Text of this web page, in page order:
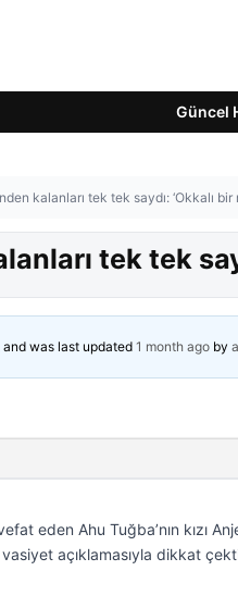
Güncel
kalanları tek tek saydı: ‘Okkalı bir
tek tek
was last updated 1 month ago by
eden Ahu Tuğba’nın kızı
açıklamasıyla dikkat